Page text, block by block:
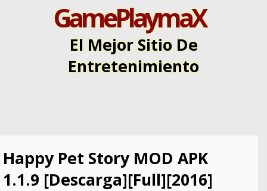
GamePlaymaX
El Mejor Sitio De
Entretenimiento
Happy Pet Story MOD APK
1.1.9 [Descarga][Full][2016]